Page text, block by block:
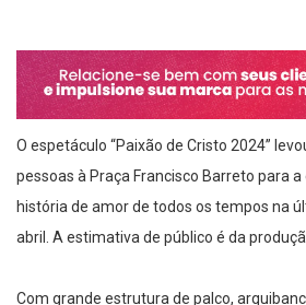
O espetáculo “Paixão de Cristo 2024”
pessoas à Praça Francisco Barreto para
história de amor de todos os tempos na
abril. A estimativa de público é da
Com grande estrutura de palco,